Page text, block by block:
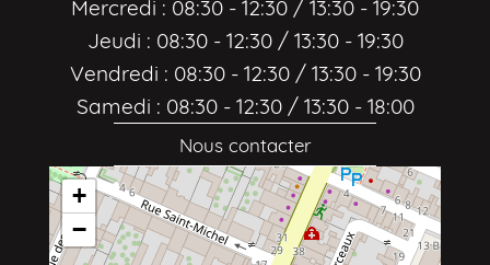
+
−
Mercredi : 08:30 - 12:30 / 13:30 - 19:30
Jeudi : 08:30 - 12:30 / 13:30 - 19:30
Vendredi : 08:30 - 12:30 / 13:30 - 19:30
Samedi : 08:30 - 12:30 / 13:30 - 18:00
Nous contacter